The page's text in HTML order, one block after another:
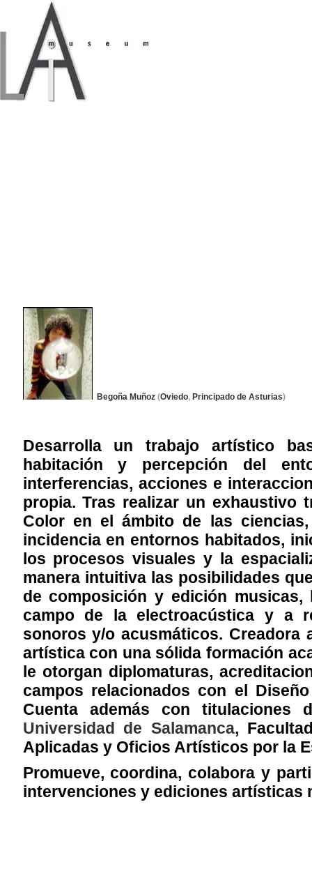
Begoña Muñoz(Oviedo, Principado de Asturias)
Desarrolla un trabajo artístico
habitación y percepción del
interferencias, acciones e
propia. Tras realizar un exhaustivo
Color en el ámbito de las
incidencia en entornos habitados,
los procesos visuales y la
manera intuitiva las posibilidades
de composición y edición
campo de la electroacústica y a
sonoros y/o acusmáticos.
artística con una sólida formación
le otorgan diplomaturas,
campos relacionados con el
Cuenta además con titulaciones
Universidad de Salamanca,
Aplicadas y Oficios Artísticos por la
Promueve, coordina, colabora y
intervenciones y ediciones artísticas